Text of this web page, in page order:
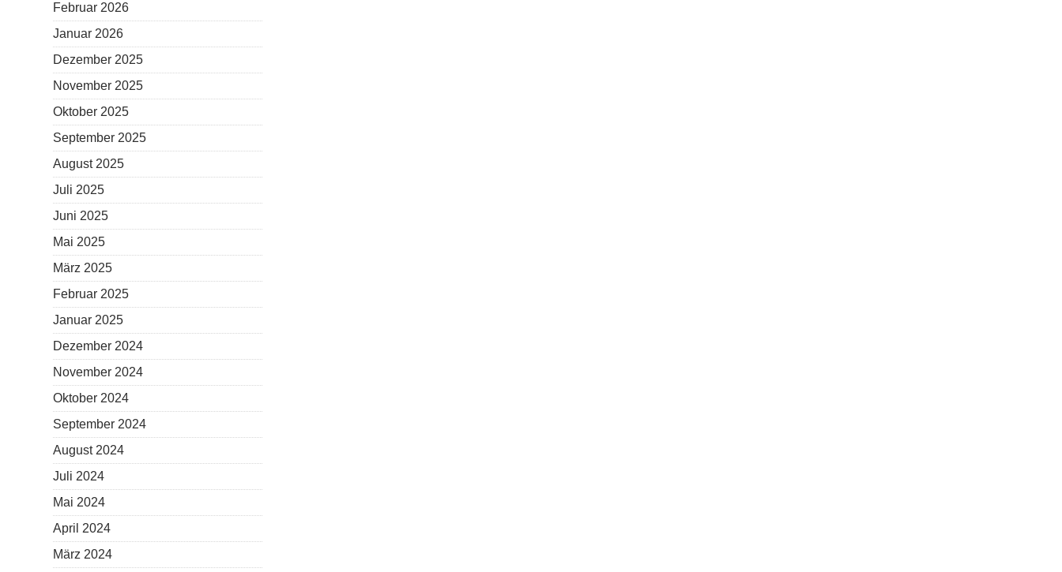
Februar 2026
Januar 2026
Dezember 2025
November 2025
Oktober 2025
September 2025
August 2025
Juli 2025
Juni 2025
Mai 2025
März 2025
Februar 2025
Januar 2025
Dezember 2024
November 2024
Oktober 2024
September 2024
August 2024
Juli 2024
Mai 2024
April 2024
März 2024